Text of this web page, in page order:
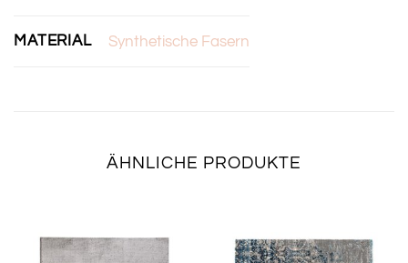
MATERIAL Synthetische Fasern
ÄHNLICHE PRODUKTE